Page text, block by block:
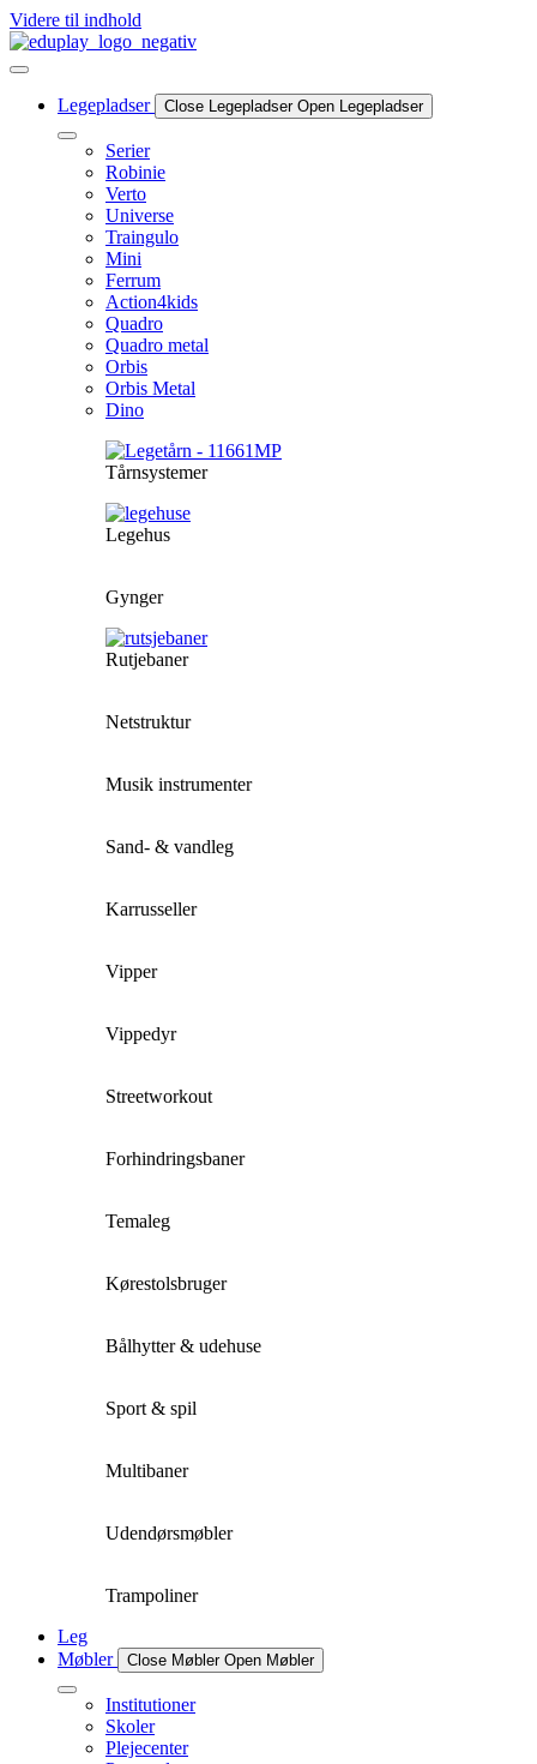
Videre til indhold
Legepladser Close Legepladser Open Legepladser
Serier
Robinie
Verto
Universe
Traingulo
Mini
Ferrum
Action4kids
Quadro
Quadro metal
Orbis
Orbis Metal
Dino
Tårnsystemer
Legehus
Gynger
Rutjebaner
Netstruktur
Musik instrumenter
Sand- & vandleg
Karrusseller
Vipper
Vippedyr
Streetworkout
Forhindringsbaner
Temaleg
Kørestolsbruger
Bålhytter & udehuse
Sport & spil
Multibaner
Udendørsmøbler
Trampoliner
Leg
Møbler
Close Møbler Open Møbler
Institutioner
Skoler
Plejecenter